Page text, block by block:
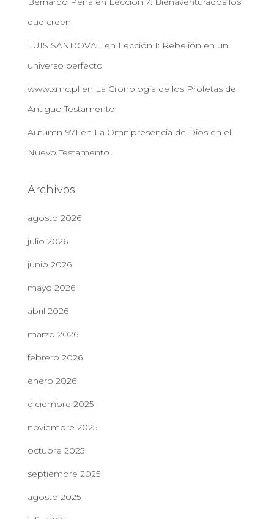
que creen.
LUIS SANDOVAL en Lección 1: Rebelión en un
universo perfecto
www.xmc.pl en La Cronología de los Profetas del
Antiguo Testamento
Autumn1971 en La Omnipresencia de Dios en el
Nuevo Testamento.
Archivos
agosto 2026
julio 2026
junio 2026
mayo 2026
abril 2026
marzo 2026
febrero 2026
enero 2026
diciembre 2025
noviembre 2025
octubre 2025
septiembre 2025
agosto 2025